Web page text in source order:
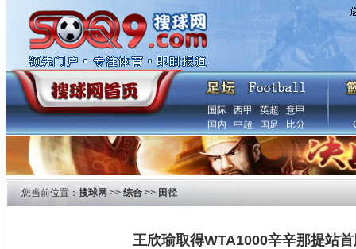
国际 西甲 英超
意甲
国内
中超 国足 比分
您当前位置： 搜球网 >> 综合 >> 田径
王欣瑜取得WTA1000辛辛那提站